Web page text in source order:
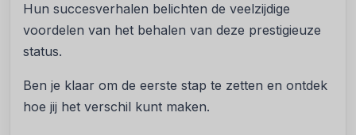
Hun succesverhalen belichten de veelzijdige
voordelen van het behalen van deze prestigieuze
status.
Ben je klaar om de eerste stap te zetten en ontdek
hoe jij het verschil kunt maken.